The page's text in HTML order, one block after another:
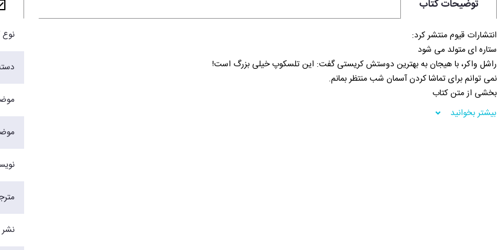
توضیحات کتاب
انتشارات قیوم منتشر کرد:
ستاره ای متولد می شود
راشل واکر، با هیجان به بهترین دوستش کریستی گفت: این تلسکوپ خیلی بزرگ است!
نمی توانم برای تماشا کردن آسمان شب منتظر بمانم.
بخشی از متن کتاب
فروشگاه اینترنتی 30بوک
بیشتر بخوانید
نوع
نشر